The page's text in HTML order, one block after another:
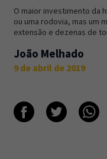
Inscreva-se na
receba todas as
INSCREVER-SE
O maior investimento da
ou uma rodovia, mas um
extensão e dezenas de
João Melhado
9 de abril de 2019